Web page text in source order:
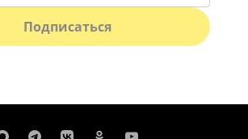
Подписаться